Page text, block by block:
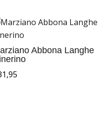
Abbona Langhe